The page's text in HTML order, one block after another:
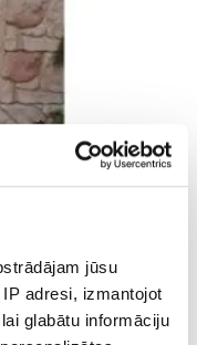
jūsu
adresi, izmantojot
glabātu informāciju
Krāsa:
ar PVN par